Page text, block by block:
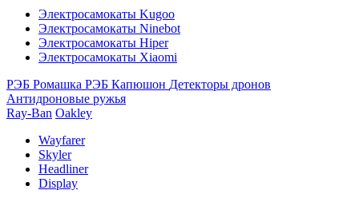
Электросамокаты Kugoo
Электросамокаты Ninebot
Электросамокаты Hiper
Электросамокаты Xiaomi
РЭБ Ромашка РЭБ Капюшон Детекторы дронов
Антидроновые ружья
Ray-Ban Oakley
Wayfarer
Skyler
Headliner
Display